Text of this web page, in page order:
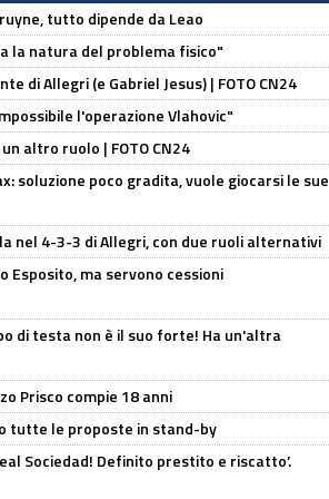
tutto dipende da Leao
la natura del problema fisico"
di Allegri (e Gabriel Jesus) | FOTO CN24
l'operazione Vlahovic"
altro ruolo | FOTO CN24
soluzione poco gradita, vuole giocarsi le sue
nel 4-3-3 di Allegri, con due ruoli alternativi
Esposito, ma servono cessioni
di testa non è il suo forte! Ha un'altra
Prisco compie 18 anni
tutte le proposte in stand-by
Sociedad! Definito prestito e riscatto’.